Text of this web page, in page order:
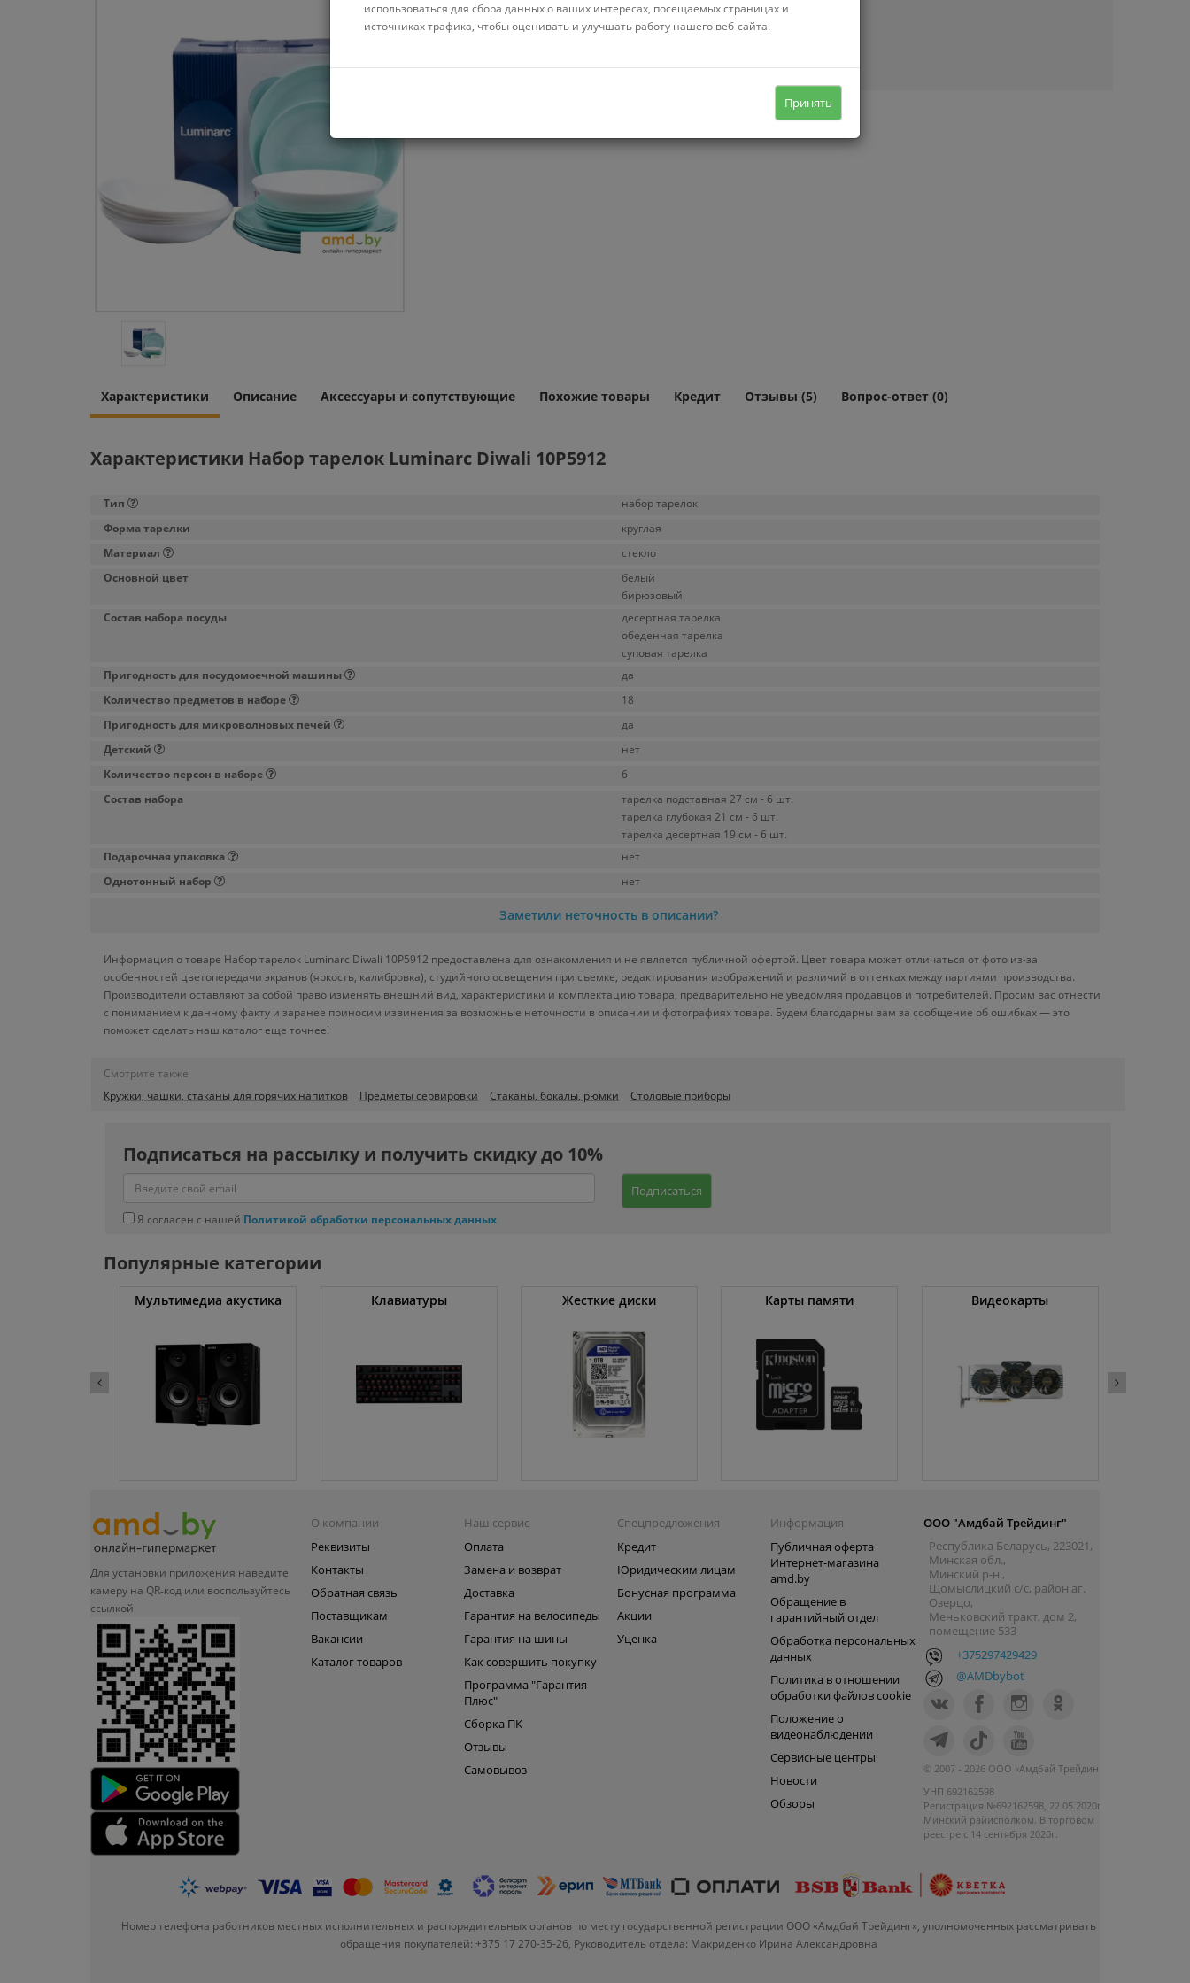
18 предметов для 6 персон, стекло,
цвет белый/бирюзовый
Нет в наличии
Характеристики Описание Аксессуары и сопутствующие Похожие товары Кредит Отзывы (5) Вопрос-ответ (0)
Характеристики Набор тарелок Luminarc Diwali 10P5912
Тип
набор тарелок
Форма тарелки
круглая
Материал
стекло
Основной цвет
белый
бирюзовый
Состав набора посуды
десертная тарелка
обеденная тарелка
суповая тарелка
Пригодность для посудомоечной машины
да
Количество предметов в наборе
18
Пригодность для микроволновых печей
да
Детский
нет
Количество персон в наборе
6
Состав набора
тарелка подставная 27 см - 6 шт.
тарелка глубокая 21 см - 6 шт.
тарелка десертная 19 см - 6 шт.
Подарочная упаковка
нет
Однотонный набор
нет
Заметили неточность в описании?
Информация о товаре Набор тарелок Luminarc Diwali 10P5912 предоставлена для ознакомления и не является публичной офертой. Цвет товара может отличаться от фото из-за
особенностей цветопередачи экранов (яркость, калибровка), студийного освещения при съемке, редактирования изображений и различий в оттенках между партиями производства.
Производители оставляют за собой право изменять внешний вид, характеристики и комплектацию товара, предварительно не уведомляя продавцов и потребителей. Просим вас отнестись
с пониманием к данному факту и заранее приносим извинения за возможные неточности в описании и фотографиях товара. Будем благодарны вам за сообщение об ошибках — это
поможет сделать наш каталог еще точнее!
Смотрите также
Кружки, чашки, стаканы для горячих напитков
Предметы сервировки Стаканы, бокалы, рюмки Столовые приборы
Подписаться на рассылку и получить скидку до 10%
Подписаться
Я согласен с нашей Политикой обработки персональных данных
Популярные категории
Мультимедиа акустика Клавиатуры Жесткие диски Карты памяти Видеокарты
использоваться для сбора данных о ваших интересах, посещаемых страницах и
источниках трафика, чтобы оценивать и улучшать работу нашего веб-сайта.
Принять
Для установки приложения наведите
камеру на QR‑код или воспользуйтесь
ссылкой
О компании
Реквизиты
Контакты
Обратная связь
Поставщикам
Вакансии
Каталог товаров
Наш сервис
Оплата
Замена и возврат
Доставка
Гарантия на велосипеды
Гарантия на шины
Как совершить покупку
Программа "Гарантия
Плюс"
Сборка ПК
Отзывы
Самовывоз
Спецпредложения
Кредит
Юридическим лицам
Бонусная программа
Акции
Уценка
Информация
Публичная оферта
Интернет-магазина
amd.by
Обращение в
гарантийный отдел
Обработка персональных
данных
Политика в отношении
обработки файлов cookie
Положение о
видеонаблюдении
Сервисные центры
Новости
Обзоры
ООО "Амдбай Трейдинг"
Республика Беларусь, 223021,
Минская обл.,
Минский р-н.,
Щомыслицкий с/с, район аг.
Озерцо,
Меньковский тракт, дом 2,
помещение 533
+375297429429
@AMDbybot
© 2007 - 2026 ООО «Амдбай Трейдинг»
УНП 692162598
Регистрация №692162598, 22.05.2020г.
Минский райисполком. В торговом
реестре с 14 сентября 2020г.
Номер телефона работников местных исполнительных и распорядительных органов по месту государственной регистрации ООО «Амдбай Трейдинг», уполномоченных рассматривать
обращения покупателей: +375 17 270-35-26, Руководитель отдела: Макриденко Ирина Александровна